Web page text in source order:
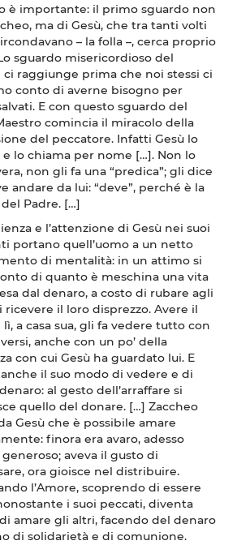
è importante: il primo sguardo non
ma di Gesù, che tra tanti volti
– la folla –, cerca proprio
sguardo misericordioso del
ci raggiunge prima che noi stessi ci
conto di averne bisogno per
E con questo sguardo del
comincia il miracolo della
del peccatore. Infatti Gesù lo
e lo chiama per nome […]. Non lo
non gli fa una “predica”; gli dice
andare da lui: “deve”, perché è la
Padre. […]
e l’attenzione di Gesù nei suoi
portano quell’uomo a un netto
di mentalità: in un attimo si
di quanto è meschina una vita
dal denaro, a costo di rubare agli
ricevere il loro disprezzo. Avere il
a casa sua, gli fa vedere tutto con
anche con un po’ della
con cui Gesù ha guardato lui. E
il suo modo di vedere e di
al gesto dell’arraffare si
quello del donare. […] Zaccheo
Gesù che è possibile amare
finora era avaro, adesso
aveva il gusto di
ora gioisce nel distribuire.
l’Amore, scoprendo di essere
i suoi peccati, diventa
amare gli altri, facendo del denaro
di solidarietà e di comunione.